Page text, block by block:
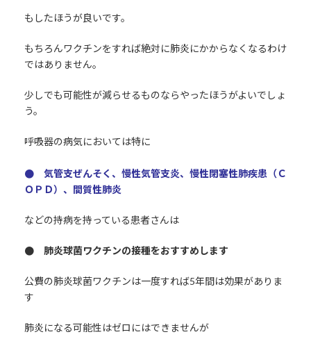
もしたほうが良いです。
もちろんワクチンをすれば絶対に肺炎にかからなくなるわけ
ではありません。
少しでも可能性が減らせるものならやったほうがよいでしょ
う。
呼吸器の病気においては特に
● 気管支ぜんそく、慢性気管支炎、慢性閉塞性肺疾患（Ｃ
ＯＰＤ）、間質性肺炎
などの持病を持っている患者さんは
● 肺炎球菌ワクチンの接種をおすすめします
公費の肺炎球菌ワクチンは一度すれば5年間は効果がありま
す
肺炎になる可能性はゼロにはできませんが